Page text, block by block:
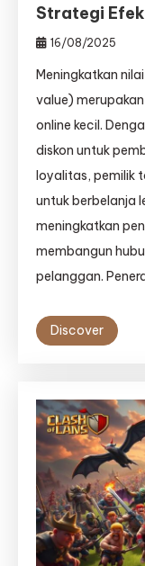
Strategi
16/08/2025
Meningkatkan
value)
online kecil.
diskon untuk
loyalitas, pemilik
untuk berbelanja
meningkatkan
membangun
pelanggan.
Discover